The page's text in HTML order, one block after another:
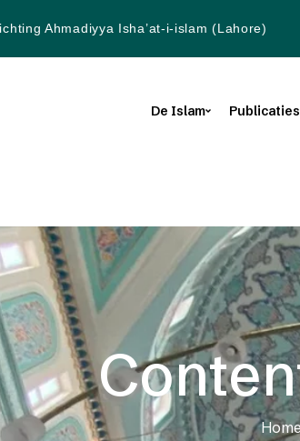
Ahmadiyya Isha’at-i-islam (Lahore)
De Islam Publicaties